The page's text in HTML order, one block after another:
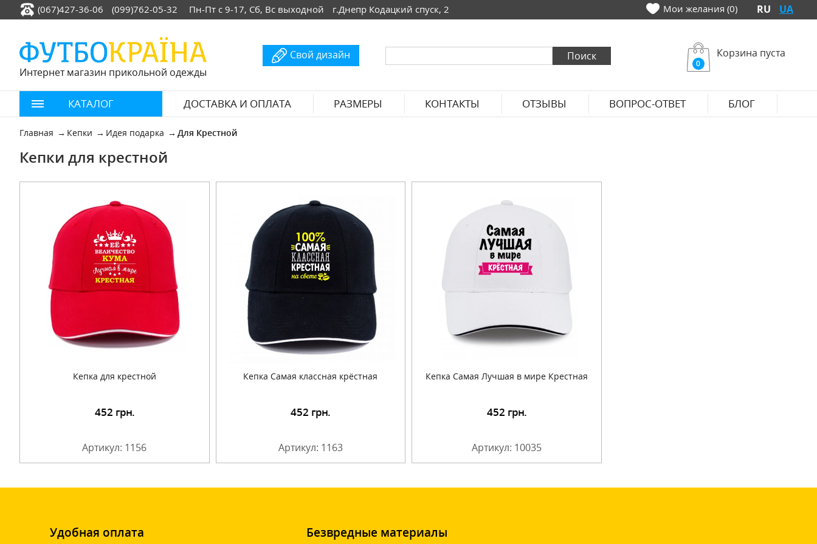
(067)427-36-06 (099)762-05-32 Пн-Пт с 9-17, Сб, Вс выходной г.Днепр Кодацкий спуск, 2 Мои желания (0) RU UA
Интернет магазин прикольной одежды
Свой дизайн
0
Корзина пуста
КАТАЛОГ ДОСТАВКА И ОПЛАТА РАЗМЕРЫ КОНТАКТЫ ОТЗЫВЫ ВОПРОС-ОТВЕТ БЛОГ
Главная Кепки Идея подарка Для Крестной
Кепки для крестной
Кепка для крестной
452 грн.
Артикул: 1156
Кепка Самая классная крёстная
Подробнее 452 грн.
Артикул: 1163
Кепка Самая Лучшая в мире Крестная
Подробнее 452 грн.
Артикул: 10035
Удобная оплата Безвредные материалы